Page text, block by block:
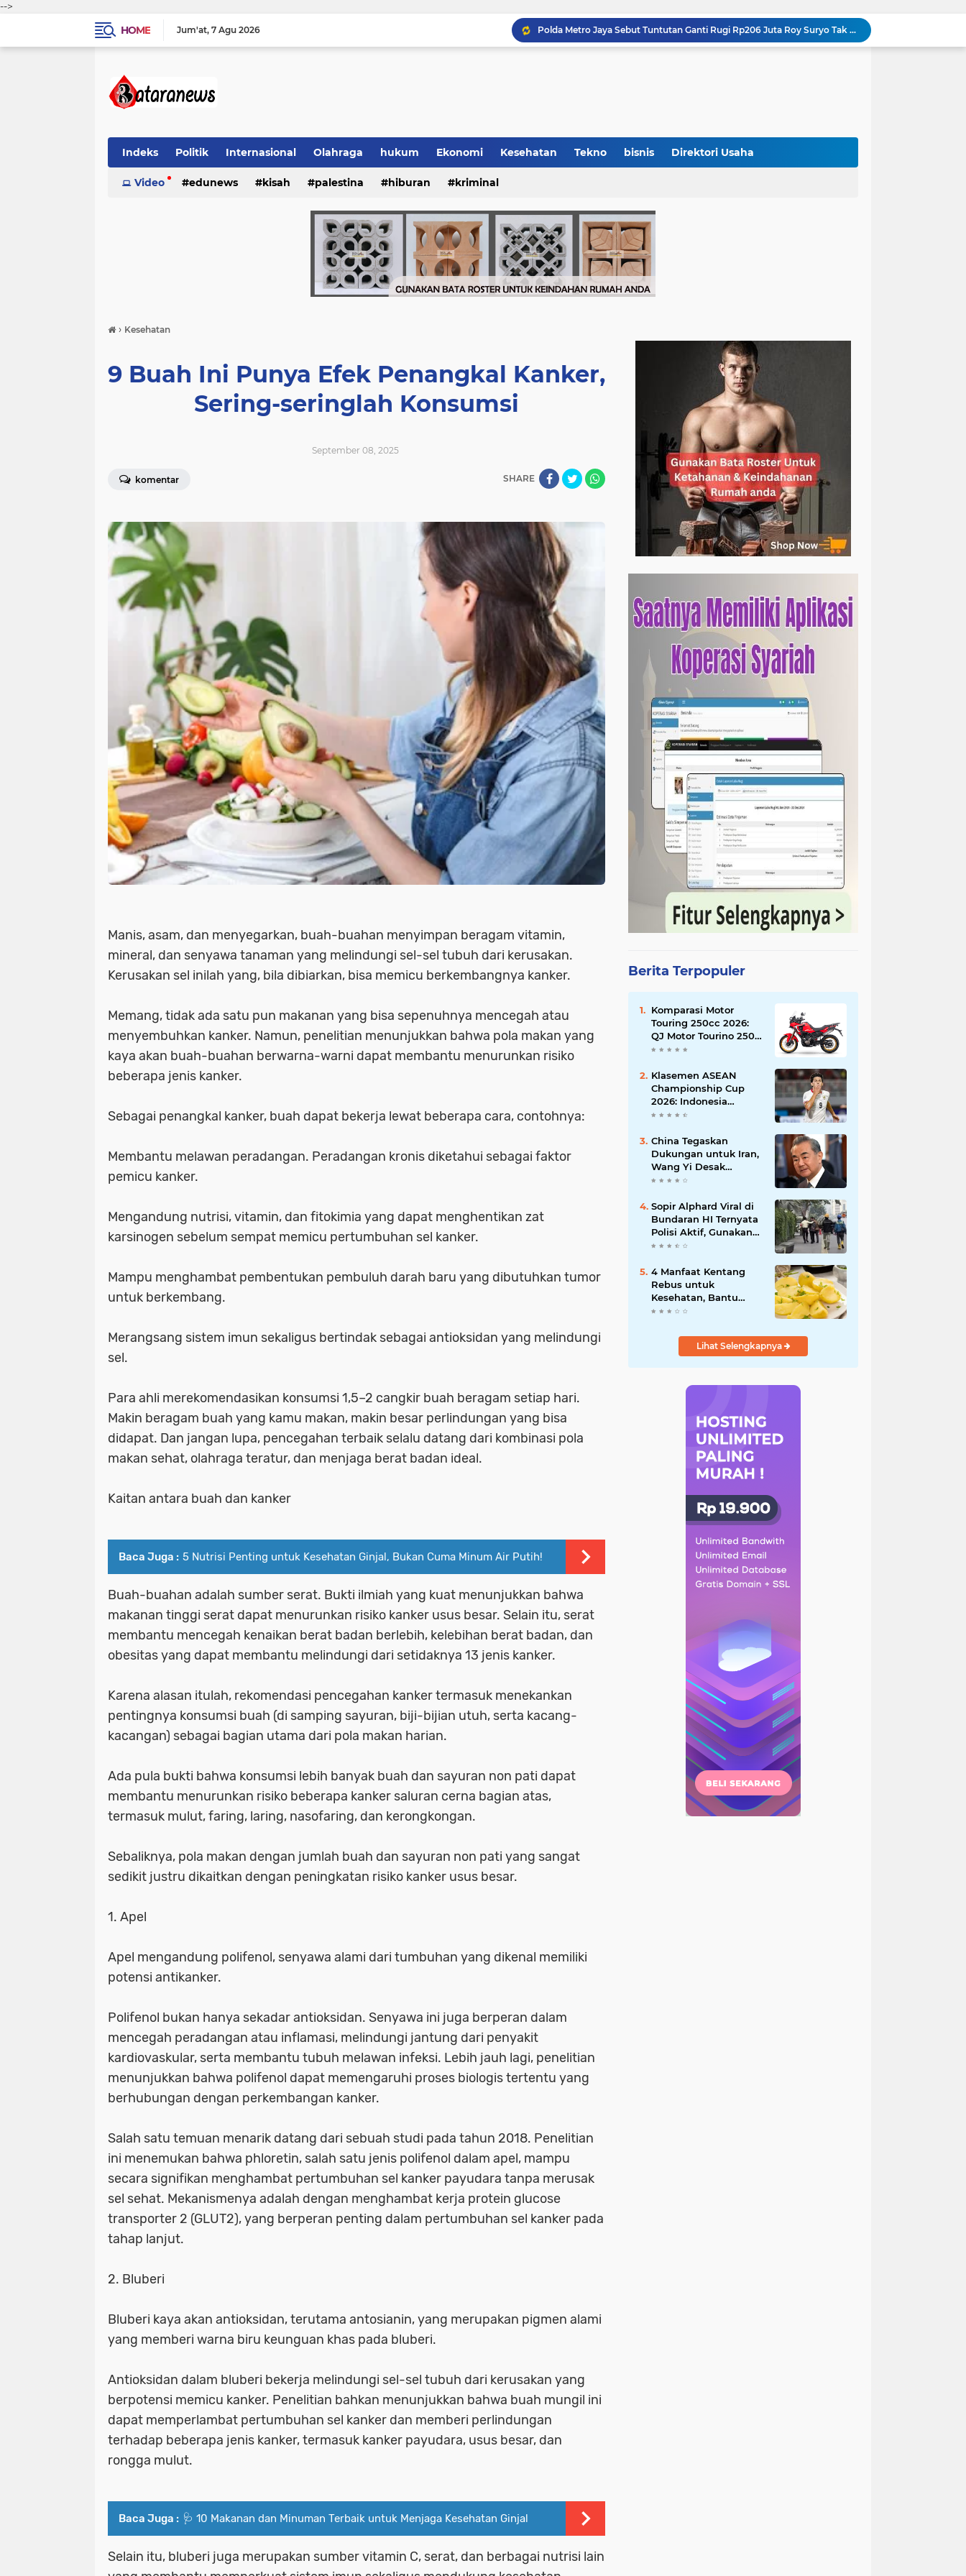
-->
HOME
Jum'at 7 Agu 2026
Iran Dikabarkan Incar 400 Rudal Pertahanan Udara China, Benarkah? Ini Penjelasan Lengkapnya
4 Manfaat Kentang Rebus untuk Kesehatan, Bantu Turunkan Berat Badan hingga Lancarkan Pencernaan
Klasemen ASEAN Championship Cup 2026: Indonesia Menang 5-1, Mitchell Baker Hattrick dan Puncaki Top Skor
Indeks Politik Internasional Olahraga hukum Ekonomi Kesehatan Tekno bisnis Direktori Usaha
Video edunews kisah palestina hiburan kriminal
› Kesehatan
9 Buah Ini Punya Efek Penangkal Kanker,
Sering-seringlah Konsumsi
September 08, 2025
komentar SHARE
Manis, asam, dan menyegarkan, buah-buahan menyimpan beragam vitamin,
mineral, dan senyawa tanaman yang melindungi sel-sel tubuh dari kerusakan.
Kerusakan sel inilah yang, bila dibiarkan, bisa memicu berkembangnya kanker.
Memang, tidak ada satu pun makanan yang bisa sepenuhnya mencegah atau
menyembuhkan kanker. Namun, penelitian menunjukkan bahwa pola makan yang
kaya akan buah-buahan berwarna-warni dapat membantu menurunkan risiko
beberapa jenis kanker.
Sebagai penangkal kanker, buah dapat bekerja lewat beberapa cara, contohnya:
Membantu melawan peradangan. Peradangan kronis diketahui sebagai faktor
pemicu kanker.
Mengandung nutrisi, vitamin, dan fitokimia yang dapat menghentikan zat
karsinogen sebelum sempat memicu pertumbuhan sel kanker.
Mampu menghambat pembentukan pembuluh darah baru yang dibutuhkan tumor
untuk berkembang.
Merangsang sistem imun sekaligus bertindak sebagai antioksidan yang melindungi
sel.
Para ahli merekomendasikan konsumsi 1,5–2 cangkir buah beragam setiap hari.
Makin beragam buah yang kamu makan, makin besar perlindungan yang bisa
didapat. Dan jangan lupa, pencegahan terbaik selalu datang dari kombinasi pola
makan sehat, olahraga teratur, dan menjaga berat badan ideal.
Kaitan antara buah dan kanker
Baca Juga : 5 Nutrisi Penting untuk Kesehatan Ginjal, Bukan Cuma Minum Air Putih!
Buah-buahan adalah sumber serat. Bukti ilmiah yang kuat menunjukkan bahwa
makanan tinggi serat dapat menurunkan risiko kanker usus besar. Selain itu, serat
membantu mencegah kenaikan berat badan berlebih, kelebihan berat badan, dan
obesitas yang dapat membantu melindungi dari setidaknya 13 jenis kanker.
Karena alasan itulah, rekomendasi pencegahan kanker termasuk menekankan
pentingnya konsumsi buah (di samping sayuran, biji-bijian utuh, serta kacang-
kacangan) sebagai bagian utama dari pola makan harian.
Ada pula bukti bahwa konsumsi lebih banyak buah dan sayuran non pati dapat
membantu menurunkan risiko beberapa kanker saluran cerna bagian atas,
termasuk mulut, faring, laring, nasofaring, dan kerongkongan.
Sebaliknya, pola makan dengan jumlah buah dan sayuran non pati yang sangat
sedikit justru dikaitkan dengan peningkatan risiko kanker usus besar.
1. Apel
Apel mengandung polifenol, senyawa alami dari tumbuhan yang dikenal memiliki
potensi antikanker.
Polifenol bukan hanya sekadar antioksidan. Senyawa ini juga berperan dalam
mencegah peradangan atau inflamasi, melindungi jantung dari penyakit
kardiovaskular, serta membantu tubuh melawan infeksi. Lebih jauh lagi, penelitian
menunjukkan bahwa polifenol dapat memengaruhi proses biologis tertentu yang
berhubungan dengan perkembangan kanker.
Salah satu temuan menarik datang dari sebuah studi pada tahun 2018. Penelitian
ini menemukan bahwa phloretin, salah satu jenis polifenol dalam apel, mampu
secara signifikan menghambat pertumbuhan sel kanker payudara tanpa merusak
sel sehat. Mekanismenya adalah dengan menghambat kerja protein glucose
transporter 2 (GLUT2), yang berperan penting dalam pertumbuhan sel kanker pada
tahap lanjut.
2. Bluberi
Bluberi kaya akan antioksidan, terutama antosianin, yang merupakan pigmen alami
yang memberi warna biru keunguan khas pada bluberi.
Antioksidan dalam bluberi bekerja melindungi sel-sel tubuh dari kerusakan yang
berpotensi memicu kanker. Penelitian bahkan menunjukkan bahwa buah mungil ini
dapat memperlambat pertumbuhan sel kanker dan memberi perlindungan
terhadap beberapa jenis kanker, termasuk kanker payudara, usus besar, dan
rongga mulut.
Baca Juga : 🩺 10 Makanan dan Minuman Terbaik untuk Menjaga Kesehatan Ginjal
Selain itu, bluberi juga merupakan sumber vitamin C, serat, dan berbagai nutrisi lain
Berita Terpopuler
Komparasi Motor
Touring 250cc 2026:
QJ Motor Tourino 250
DX, Suzuki V-Strom
Versys-X 250?
Klasemen ASEAN
Championship Cup
2026: Indonesia
Menang 5-1, Mitchell
Puncaki Top Skor
China Tegaskan
Dukungan untuk Iran,
Wang Yi Desak
Perdamaian Timur
Ketegangan dengan
AS
Sopir Alphard Viral di
Bundaran HI Ternyata
Polisi Aktif, Gunakan
Pelat Palsu dan Kena
4 Manfaat Kentang
Rebus untuk
Kesehatan, Bantu
Turunkan Berat Badan
Pencernaan
Lihat Selengkapnya